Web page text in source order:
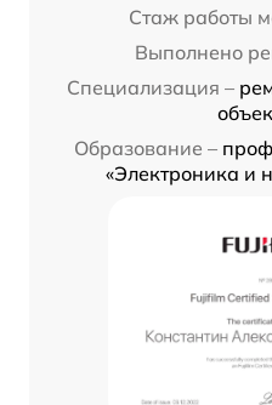
Стаж работы
Выполнено
Специализация –
Образование –
«Электроника и